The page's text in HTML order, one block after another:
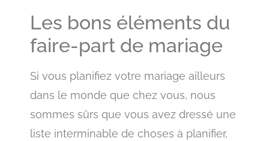
Les bons éléments du
faire-part de mariage
Si vous planifiez votre mariage ailleurs
dans le monde que chez vous, nous
sommes sûrs que vous avez dressé une
liste interminable de choses à planifier,